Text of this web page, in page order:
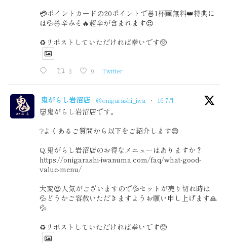
💳ポイントカードの20ポイントで🍜1杯🆓無料👑特典に
は💦🍜辛みそ🔥超辛が含まれます😍
♻️リポストしていただければ幸いです🥺
3 9 Twitter
鬼がらし岩沼店 @onigarashi_iwa · 16 7月
👹鬼がらし岩沼店です。
❔よくあるご質問から以下をご紹介します😊
Q.鬼がらし岩沼店のお得なメニューはありますか？
https://onigarashi-iwanuma.com/faq/what-good-
value-menu/
大変😍人気がございますので💦セットが売り切れ時は
💦どうかご容赦いただきますようお願い申し上げます🙏
💦
♻️リポストしていただければ幸いです🥺